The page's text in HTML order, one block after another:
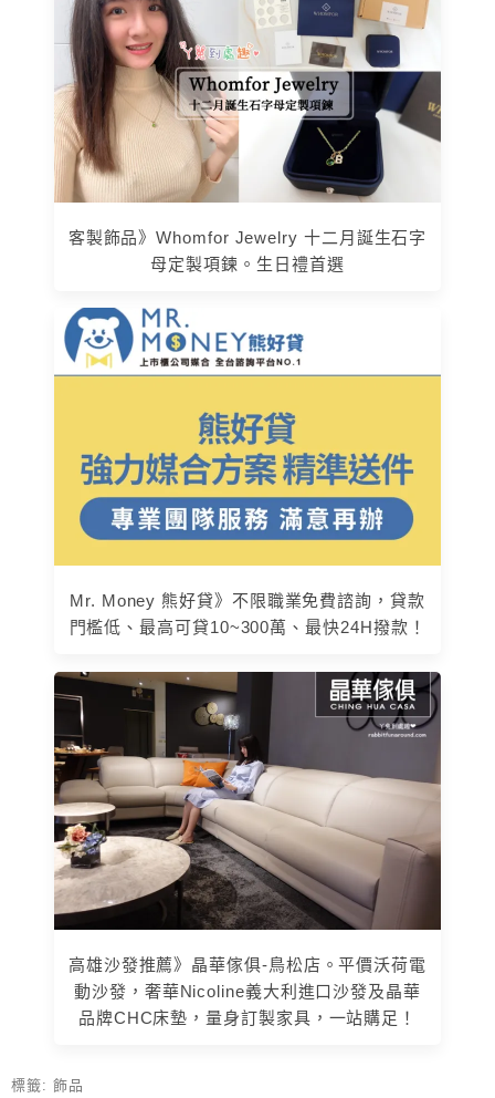
客製飾品》Whomfor Jewelry 十二月誕生石字
母定製項鍊。生日禮首選
Mr. Money 熊好貸》不限職業免費諮詢，貸款
門檻低、最高可貸10~300萬、最快24H撥款！
高雄沙發推薦》晶華傢俱-鳥松店。平價沃荷電
動沙發，奢華Nicoline義大利進口沙發及晶華
品牌CHC床墊，量身訂製家具，一站購足！
標籤: 飾品